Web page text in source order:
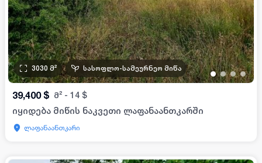
••••
3030 მ² სასოფლო-სამეურნეო მიწა
39,400 $ მ² - 14 $
იყიდება მიწის ნაკვეთი ლაფანაანთკარში
ლაფანაანთკარი